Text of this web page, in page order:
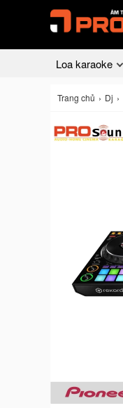
Loa karaoke
Trang chủ Dj